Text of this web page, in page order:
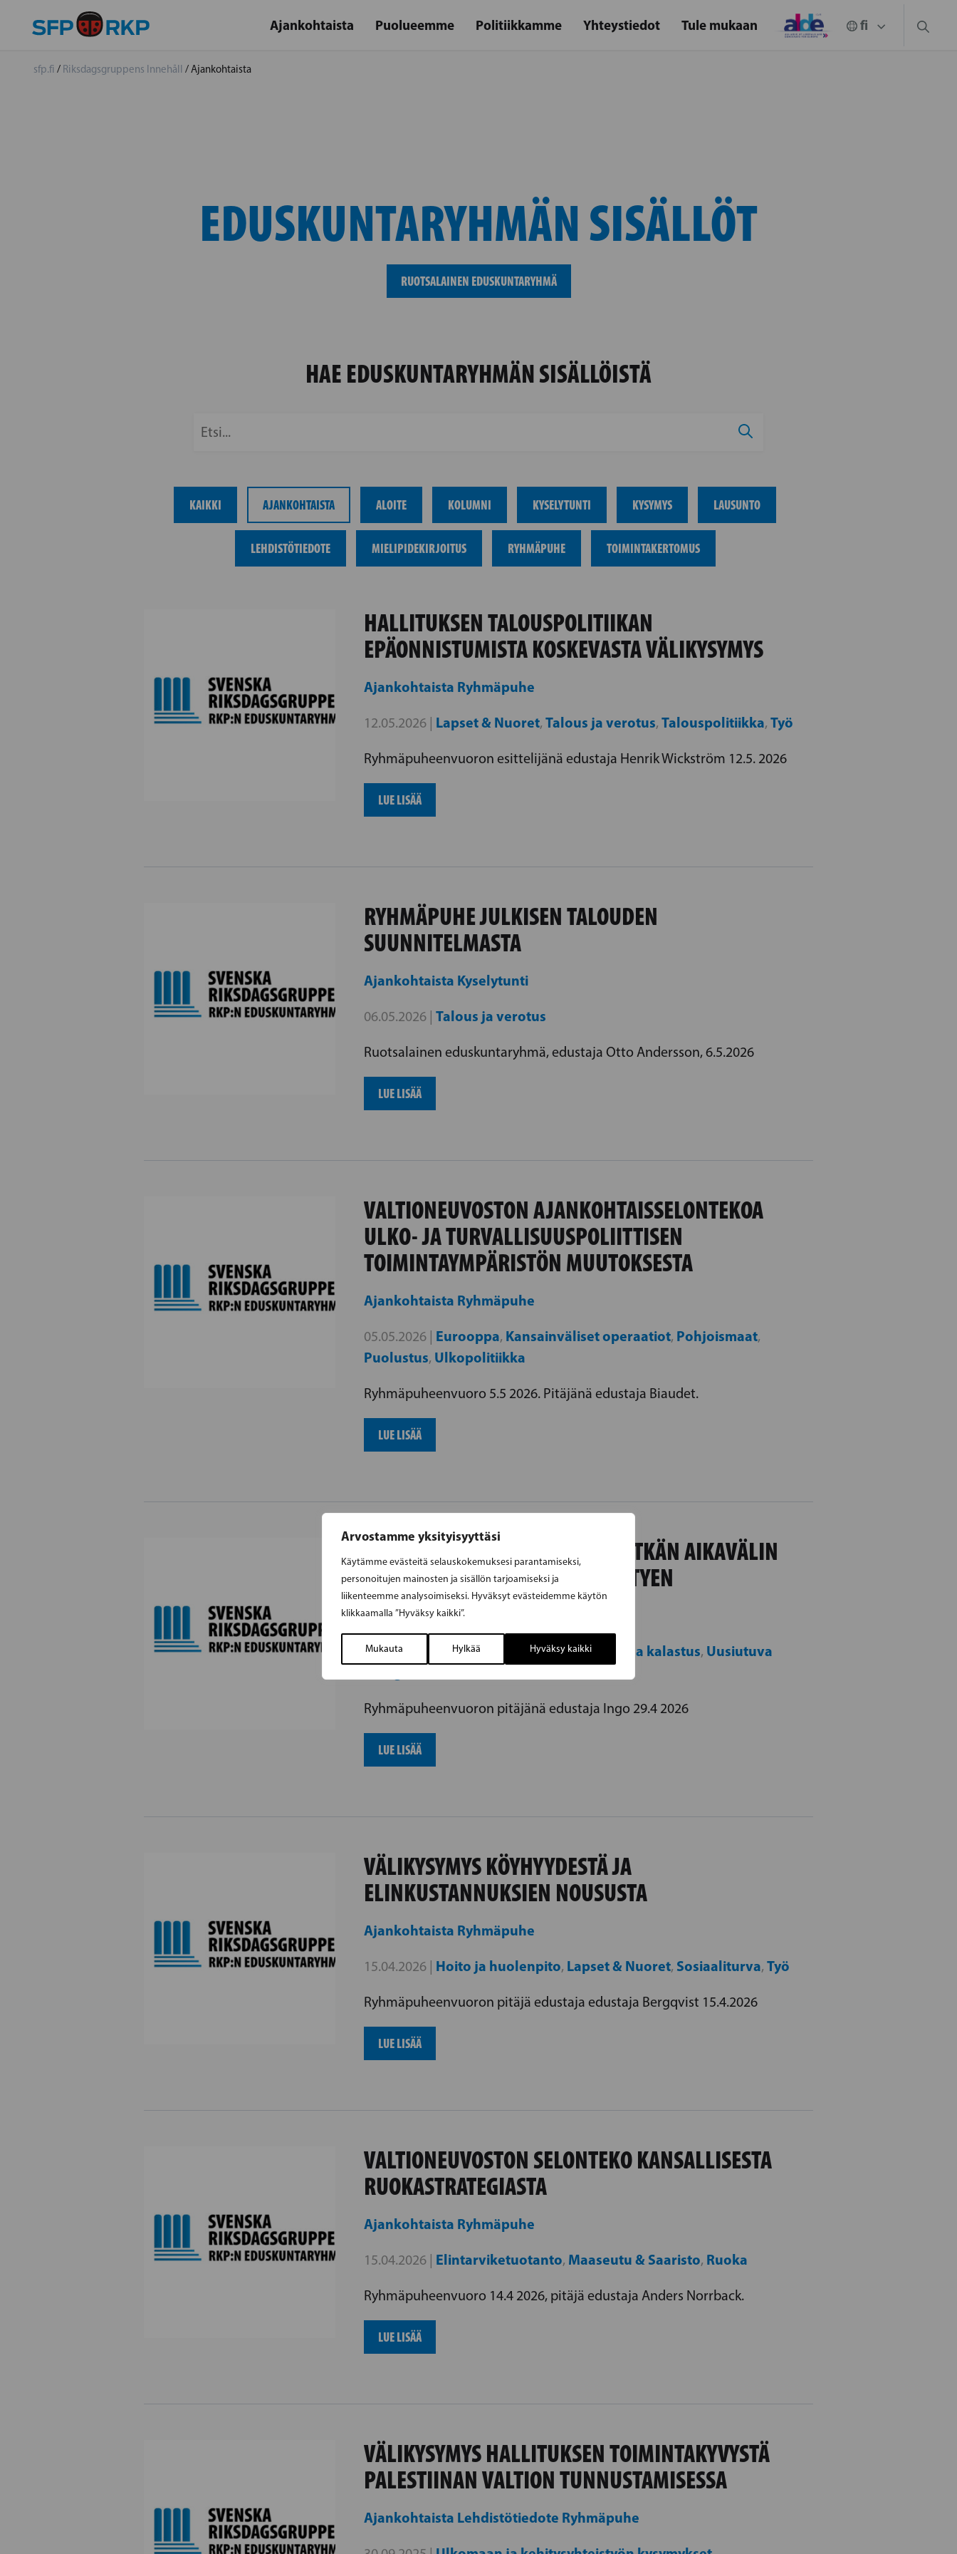
Arvostamme yksityisyyttäsi
Käytämme evästeitä selauskokemuksesi parantamiseksi,
personoitujen mainosten ja sisällön tarjoamiseksi ja
liikenteemme analysoimiseksi. Hyväksyt evästeidemme käytön
klikkaamalla ”Hyväksy kaikki”.
Mukauta Hylkää Hyväksy kaikki
Ajankohtaista Puolueemme Politiikkamme Yhteystiedot Tule mukaan
sfp.fi / Riksdagsgruppens Innehåll /Ajankohtaista
EDUSKUNTARYHMÄN SISÄLLÖT
RUOTSALAINEN EDUSKUNTARYHMÄ
HAE EDUSKUNTARYHMÄN SISÄLLÖISTÄ
KAIKKI AJANKOHTAISTA ALOITE KOLUMNI KYSELYTUNTI KYSYMYS LAUSUNTO
LEHDISTÖTIEDOTE MIELIPIDEKIRJOITUS RYHMÄPUHE TOIMINTAKERTOMUS
HALLITUKSEN TALOUSPOLITIIKAN
EPÄONNISTUMISTA KOSKEVASTA VÄLIKYSYMYS
Ajankohtaista Ryhmäpuhe
12.05.2026 | Lapset & Nuoret, Talous ja verotus, Talouspolitiikka, Työ
Ryhmäpuheenvuoron esittelijänä edustaja Henrik Wickström 12.5. 2026
LUE LISÄÄ
RYHMÄPUHE JULKISEN TALOUDEN
SUUNNITELMASTA
Ajankohtaista Kyselytunti
06.05.2026 | Talous ja verotus
Ruotsalainen eduskuntaryhmä, edustaja Otto Andersson, 6.5.2026
LUE LISÄÄ
VALTIONEUVOSTON AJANKOHTAISSELONTEKOA
ULKO- JA TURVALLISUUSPOLIITTISEN
TOIMINTAYMPÄRISTÖN MUUTOKSESTA
Ajankohtaista Ryhmäpuhe
05.05.2026 | Eurooppa, Kansainväliset operaatiot, Pohjoismaat,
Puolustus, Ulkopolitiikka
Ryhmäpuheenvuoro 5.5 2026. Pitäjänä edustaja Biaudet.
LUE LISÄÄ
RYHMÄPUHEENVUORO KESKIPITKÄN AIKAVÄLIN
ILMASTOSUUNNITELMAAN LIITTYEN
AjankohtaistaRyhmäpuhe
29.04.2026 | Ilmasto Maatalous, metsästys ja kalastus, Uusiutuva
Ryhmäpuheenvuoron pitäjänä edustaja Ingo 29.4 2026
LUE LISÄÄ
VÄLIKYSYMYS KÖYHYYDESTÄ JA
ELINKUSTANNUKSIEN NOUSUSTA
Ajankohtaista Ryhmäpuhe
15.04.2026 | Hoito ja huolenpito, Lapset & Nuoret, Sosiaaliturva, Työ
Ryhmäpuheenvuoron pitäjä edustaja edustaja Bergqvist 15.4.2026
LUE LISÄÄ
VALTIONEUVOSTON SELONTEKO KANSALLISESTA
RUOKASTRATEGIASTA
Ajankohtaista Ryhmäpuhe
15.04.2026 | Elintarviketuotanto, Maaseutu & Saaristo, Ruoka
Ryhmäpuheenvuoro 14.4 2026, pitäjä edustaja Anders Norrback.
LUE LISÄÄ
VÄLIKYSYMYS HALLITUKSEN TOIMINTAKYVYSTÄ
PALESTIINAN VALTION TUNNUSTAMISESSA
Ajankohtaista Lehdistötiedote Ryhmäpuhe